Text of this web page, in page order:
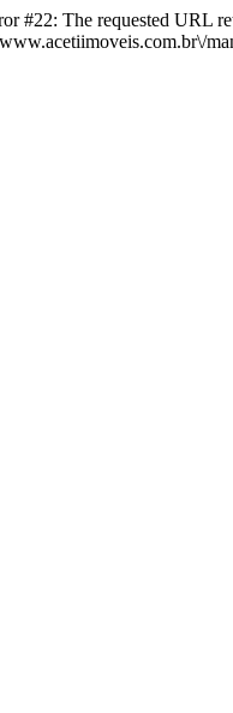
The requested URL